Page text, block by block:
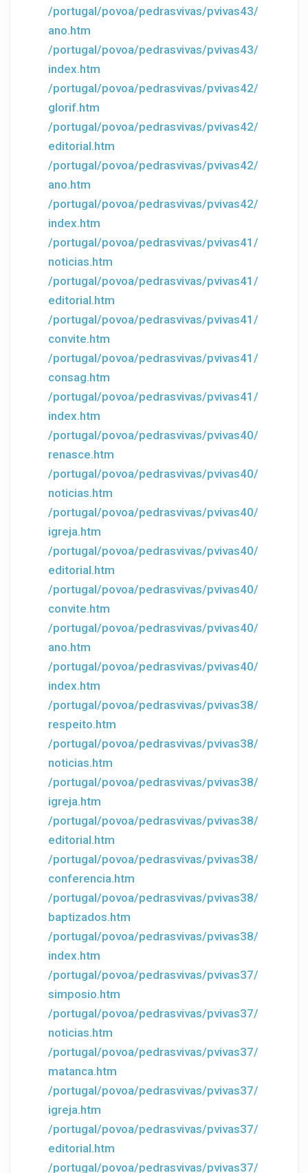
/portugal/povoa/pedrasvivas/pvivas43/
ano.htm
/portugal/povoa/pedrasvivas/pvivas43/
index.htm
/portugal/povoa/pedrasvivas/pvivas42/
glorif.htm
/portugal/povoa/pedrasvivas/pvivas42/
editorial.htm
/portugal/povoa/pedrasvivas/pvivas42/
ano.htm
/portugal/povoa/pedrasvivas/pvivas42/
index.htm
/portugal/povoa/pedrasvivas/pvivas41/
noticias.htm
/portugal/povoa/pedrasvivas/pvivas41/
editorial.htm
/portugal/povoa/pedrasvivas/pvivas41/
convite.htm
/portugal/povoa/pedrasvivas/pvivas41/
consag.htm
/portugal/povoa/pedrasvivas/pvivas41/
index.htm
/portugal/povoa/pedrasvivas/pvivas40/
renasce.htm
/portugal/povoa/pedrasvivas/pvivas40/
noticias.htm
/portugal/povoa/pedrasvivas/pvivas40/
igreja.htm
/portugal/povoa/pedrasvivas/pvivas40/
editorial.htm
/portugal/povoa/pedrasvivas/pvivas40/
convite.htm
/portugal/povoa/pedrasvivas/pvivas40/
ano.htm
/portugal/povoa/pedrasvivas/pvivas40/
index.htm
/portugal/povoa/pedrasvivas/pvivas38/
respeito.htm
/portugal/povoa/pedrasvivas/pvivas38/
noticias.htm
/portugal/povoa/pedrasvivas/pvivas38/
igreja.htm
/portugal/povoa/pedrasvivas/pvivas38/
editorial.htm
/portugal/povoa/pedrasvivas/pvivas38/
conferencia.htm
/portugal/povoa/pedrasvivas/pvivas38/
baptizados.htm
/portugal/povoa/pedrasvivas/pvivas38/
index.htm
/portugal/povoa/pedrasvivas/pvivas37/
simposio.htm
/portugal/povoa/pedrasvivas/pvivas37/
noticias.htm
/portugal/povoa/pedrasvivas/pvivas37/
matanca.htm
/portugal/povoa/pedrasvivas/pvivas37/
igreja.htm
/portugal/povoa/pedrasvivas/pvivas37/
editorial.htm
/portugal/povoa/pedrasvivas/pvivas37/